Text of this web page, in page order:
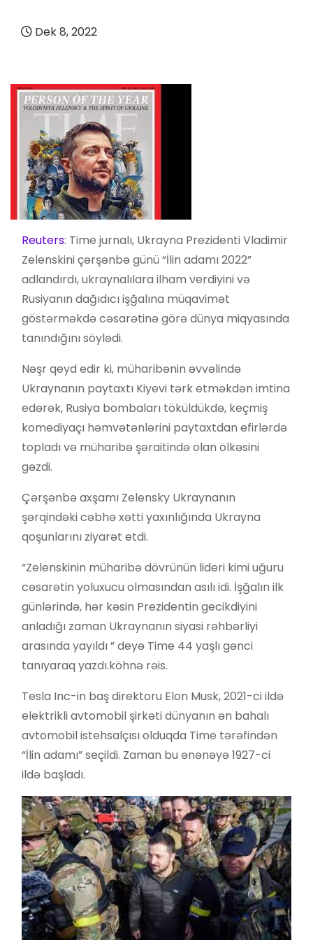
Dek 8, 2022
Reuters: Time jurnalı, Ukrayna Prezidenti Vladimir
Zelenskini çərşənbə günü “İlin adamı 2022”
adlandırdı, ukraynalılara ilham verdiyini və
Rusiyanın dağıdıcı işğalına müqavimət
göstərməkdə cəsarətinə görə dünya miqyasında
tanındığını söylədi.
Nəşr qeyd edir ki, müharibənin əvvəlində
Ukraynanın paytaxtı Kiyevi tərk etməkdən imtina
edərək, Rusiya bombaları töküldükdə, keçmiş
komediyaçı həmvətənlərini paytaxtdan efirlərdə
topladı və müharibə şəraitində olan ölkəsini
gəzdi.
Çərşənbə axşamı Zelensky Ukraynanın
şərqindəki cəbhə xətti yaxınlığında Ukrayna
qoşunlarını ziyarət etdi.
“Zelenskinin müharibə dövrünün lideri kimi uğuru
cəsarətin yoluxucu olmasından asılı idi. İşğalın ilk
günlərində, hər kəsin Prezidentin gecikdiyini
anladığı zaman Ukraynanın siyasi rəhbərliyi
arasında yayıldı ” deyə Time 44 yaşlı gənci
tanıyaraq yazdı.köhnə rəis.
Tesla Inc-in baş direktoru Elon Musk, 2021-ci ildə
elektrikli avtomobil şirkəti dünyanın ən bahalı
avtomobil istehsalçısı olduqda Time tərəfindən
“İlin adamı” seçildi. Zaman bu ənənəyə 1927-ci
ildə başladı.